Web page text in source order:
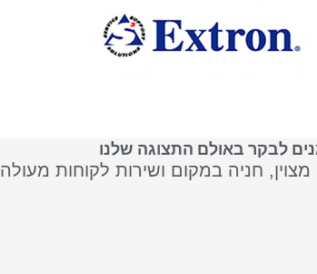
לבקר באולם התצוגה שלנו
חניה במקום ושירות לקוחות מעולה